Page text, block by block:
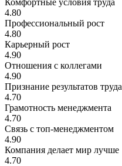
4.80
Профессиональный рост
4.80
Карьерный рост
4.90
Отношения с коллегами
4.90
Признание результатов труда
4.70
Грамотность менеджмента
4.70
Связь с топ-менеджментом
4.90
Компания делает мир лучше
4.70